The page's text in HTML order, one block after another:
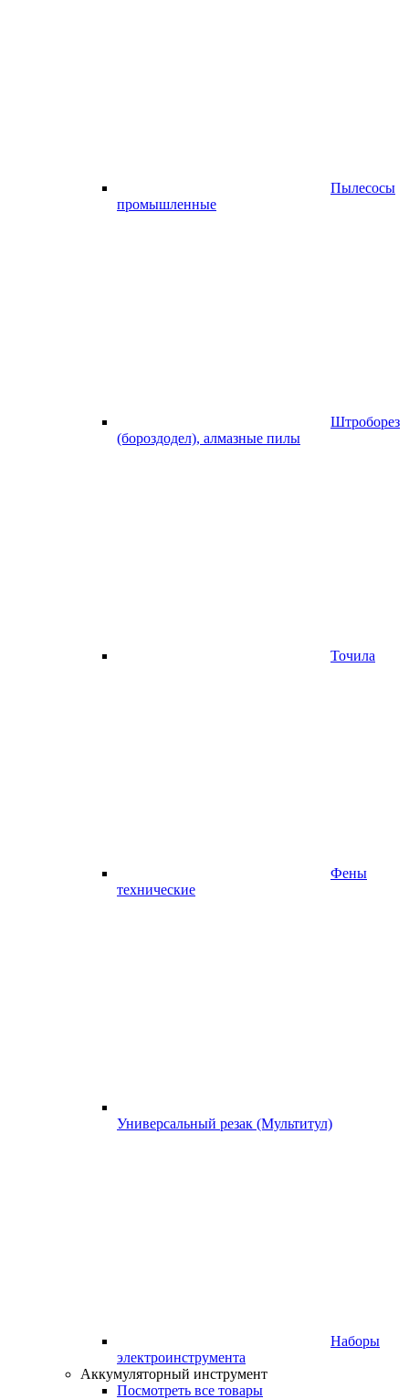
Пылесосы
промышленные
Штроборез
(бороздодел), алмазные пилы
Точила
Фены
технические
Универсальный резак (Мультитул)
Наборы
электроинструмента
Аккумуляторный инструмент
Посмотреть все товары